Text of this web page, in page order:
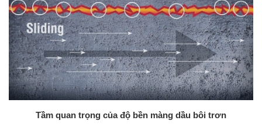
Tầm quan trọng của độ bền màng dầu bôi trơn